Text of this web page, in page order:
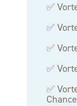
✅
✅
✅
✅
✅
Chance